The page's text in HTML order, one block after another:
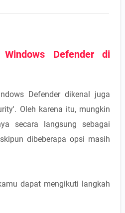
Defender di
Defender dikenal juga
Oleh karena itu, mungkin
secara langsung sebagai
dibeberapa opsi masih
dapat mengikuti langkah